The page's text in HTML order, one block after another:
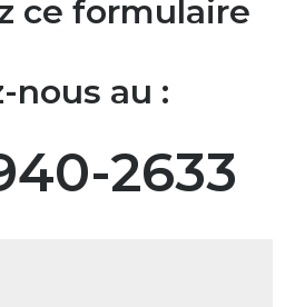
ce formulaire
nous au :
2633